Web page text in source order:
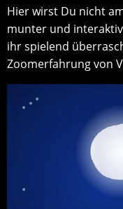
Hier wirst Du nicht
munter und
ihr spielend
Zoomerfahrung von